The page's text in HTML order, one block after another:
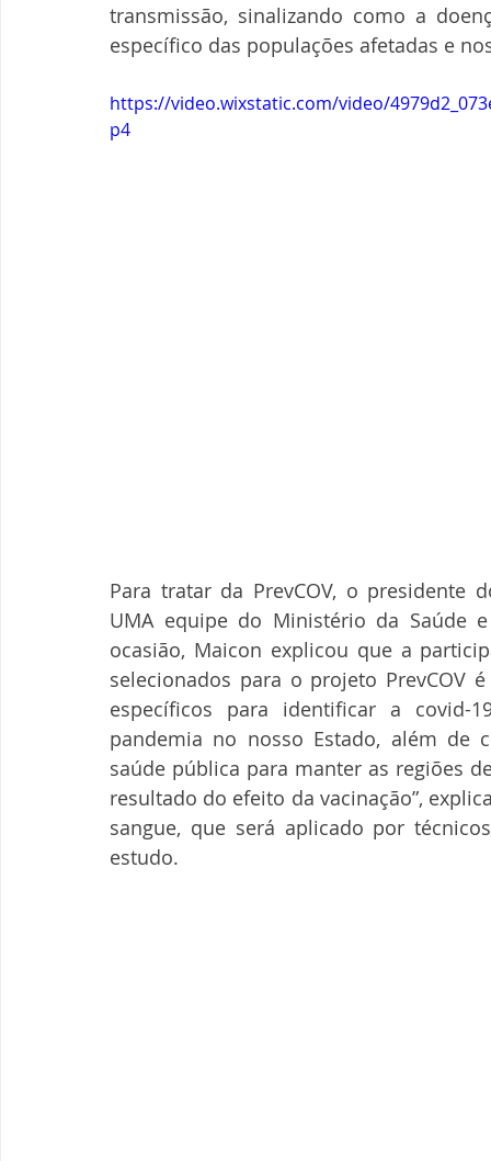
transmissão, sinalizando como a
específico das populações afetadas e
https://video.wixstatic.com/video/
p4
Para tratar da PrevCOV, o presidente
UMA equipe do Ministério da Saúde
ocasião, Maicon explicou que a
selecionados para o projeto PrevCOV
específicos para identificar a covid-
pandemia no nosso Estado, além de
saúde pública para manter as regiões
resultado do efeito da vacinação”,
sangue, que será aplicado por
estudo.